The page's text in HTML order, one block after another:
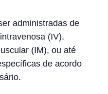
administradas de
(IV),
(IM), ou até
de acordo